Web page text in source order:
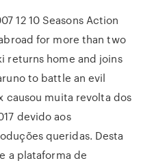
12 10 Seasons Action
for more than two
returns home and joins
to battle an evil
causou muita revolta dos
devido aos
queridas. Desta
a plataforma de